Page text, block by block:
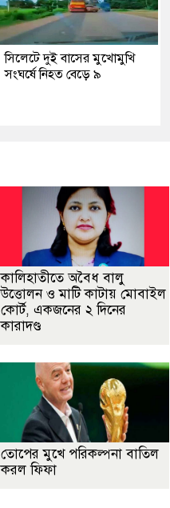
সিলেটে দুই বাসের মুখোমুখি
সংঘর্ষে নিহত বেড়ে ৯
কালিহাতীতে অবৈধ বালু
উত্তোলন ও মাটি কাটায় মোবাইল
কোর্ট, একজনের ২ দিনের
কারাদণ্ড
তোপের মুখে পরিকল্পনা বাতিল
করল ফিফা